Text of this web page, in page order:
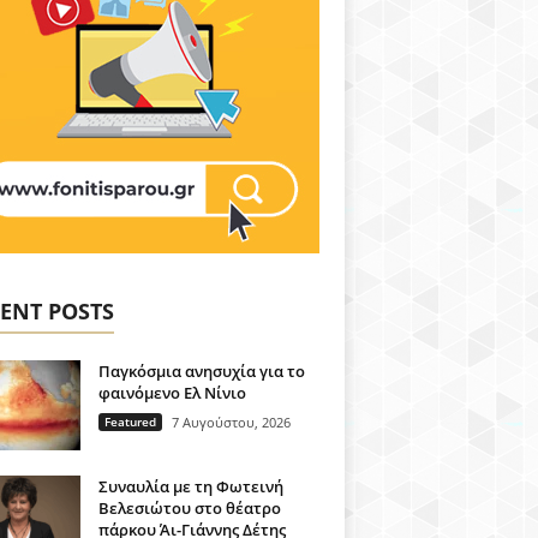
POSTS
Παγκόσμια ανησυχία για το
φαινόμενο Ελ Νίνιο
Featured 7 Αυγούστου, 2026
Συναυλία με τη Φωτεινή
Βελεσιώτου στο θέατρο
πάρκου Άι-Γιάννης Δέτης